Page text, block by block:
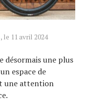
, le 11 avril 2024
désormais une plus
espace de
une attention